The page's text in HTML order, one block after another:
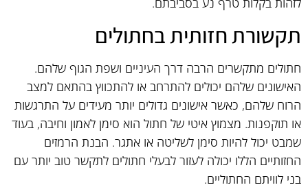
תקשורת חזותית בחתולים
חתולים מתקשרים הרבה דרך העיניים ושפת הגוף שלהם.
האישונים שלהם יכולים להתרחב או להתכווץ בהתאם למצב
הרוח שלהם, כאשר אישונים גדולים יותר מעידים על התרגשות
או תוקפנות. מצמוץ איטי של חתול הוא סימן לאמון וחיבה, בעוד
שמבט יכול להיות סימן לשליטה או אתגר. הבנת הרמזים
החזותיים הללו יכולה לעזור לבעלי חתולים לתקשר טוב יותר עם
בני לוויתם החתוליים.